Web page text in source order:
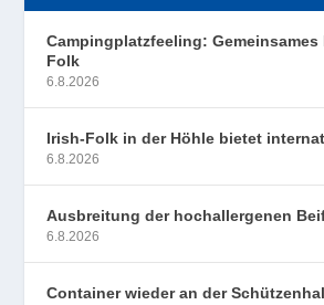
Campingplatzfeeling: Gemeinsames
Folk
6.8.2026
Irish-Folk in der Höhle bietet
6.8.2026
Ausbreitung der hochallergenen
6.8.2026
Container wieder an der